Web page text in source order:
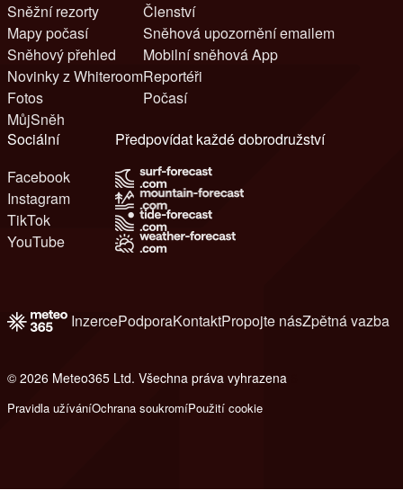
Sněžní rezorty
Mapy počasí
Sněhový přehled
Novinky z Whiteroom
Fotos
MůjSněh
Členství
Sněhová upozornění emailem
Mobilní sněhová App
Reportéři
Počasí
Sociální
Facebook
Instagram
TikTok
YouTube
Předpovídat každé dobrodružství
InzercePodporaKontaktPropojte násZpětná vazba
© 2026 Meteo365 Ltd. Všechna práva vyhrazena
Pravidla užíváníOchrana soukromíPoužití cookie